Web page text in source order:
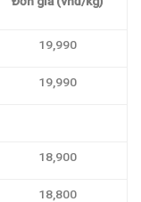
19,990
19,990
18,900
18,800